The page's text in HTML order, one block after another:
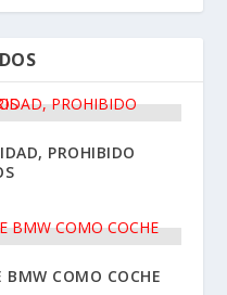
PROHIBIDO
COMO COCHE